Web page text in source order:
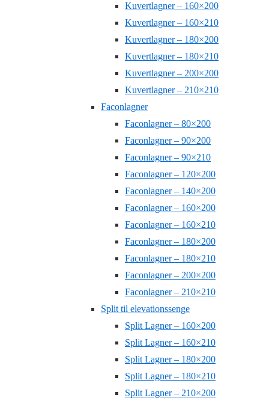
Kuvertlagner – 160×200
Kuvertlagner – 160×210
Kuvertlagner – 180×200
Kuvertlagner – 180×210
Kuvertlagner – 200×200
Kuvertlagner – 210×210
Faconlagner
Faconlagner – 80×200
Faconlagner – 90×200
Faconlagner – 90×210
Faconlagner – 120×200
Faconlagner – 140×200
Faconlagner – 160×200
Faconlagner – 160×210
Faconlagner – 180×200
Faconlagner – 180×210
Faconlagner – 200×200
Faconlagner – 210×210
Split til elevationssenge
Split Lagner – 160×200
Split Lagner – 160×210
Split Lagner – 180×200
Split Lagner – 180×210
Split Lagner – 210×200